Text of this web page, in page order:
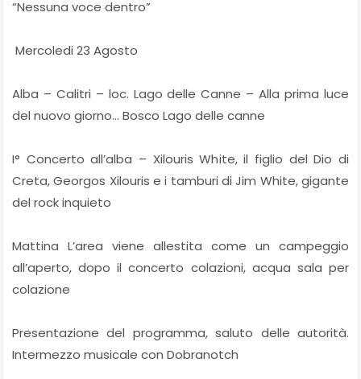
“Nessuna voce dentro”
Mercoledi 23 Agosto
Alba – Calitri – loc. Lago delle Canne – Alla prima luce
del nuovo giorno… Bosco Lago delle canne
I° Concerto all’alba – Xilouris White, il figlio del Dio di
Creta, Georgos Xilouris e i tamburi di Jim White, gigante
del rock inquieto
Mattina L’area viene allestita come un campeggio
all’aperto, dopo il concerto colazioni, acqua sala per
colazione
Presentazione del programma, saluto delle autorità.
Intermezzo musicale con Dobranotch